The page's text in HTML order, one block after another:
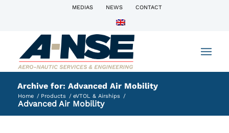
MEDIAS NEWS CONTACT
Archive for: Advanced Air Mobility
Home / Products / eVTOL & Airships /
Advanced Air Mobility